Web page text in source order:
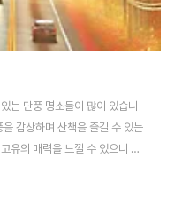
는 단풍 명소들이 많이 있습니
감상하며 산책을 즐길 수 있는
유의 매력을 느낄 수 있으니 방
~삼청터널) 위치: 종로구 삼청